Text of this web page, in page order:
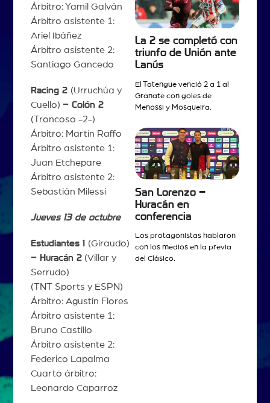
Árbitro: Yamil Galván
Árbitro asistente 1:
Ariel Ibáñez
Árbitro asistente 2:
Santiago Gancedo
Racing 2 (Urruchúa y
Cuello) – Colón 2
(Troncoso -2-)
Árbitro: Martín Raffo
Árbitro asistente 1:
Juan Etchepare
Árbitro asistente 2:
Sebastián Milessi
Jueves 13 de octubre
Estudiantes 1 (Giraudo)
– Huracán 2(Villar y
Serrudo)
(TNT Sports y ESPN)
Árbitro: Agustín Flores
Árbitro asistente 1:
Bruno Castillo
Árbitro asistente 2:
Federico Lapalma
Cuarto árbitro:
Leonardo Caparroz
La 2 se completó con
triunfo de Unión ante
Lanús
El Tatengue venció 2 a 1 al
Granate con goles de
Menossi y Mosqueira.
San Lorenzo –
Huracán en
conferencia
Los protagonistas hablaron
con los medios en la previa
del Clásico.